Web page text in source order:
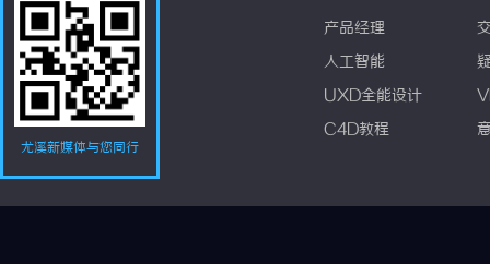
尤溪新媒体与您同行
产品经理
人工智能
UXD全能设计
C4D教程